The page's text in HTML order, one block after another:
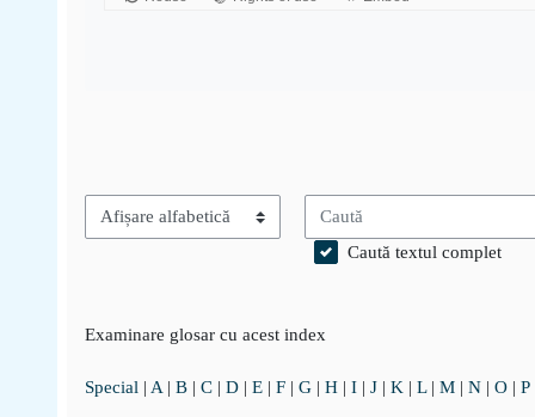
Examinare glosar cu acest index
Caută
Caută textul complet
Examinare glosar cu acest index
Special | A | B | C | D | E | F | G | H | I | J | K | L| M | N | O | P